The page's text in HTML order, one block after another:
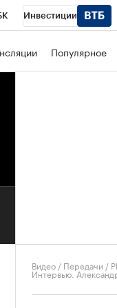
Инвестиции
Популярное
Видео / Передачи /
Интервью.